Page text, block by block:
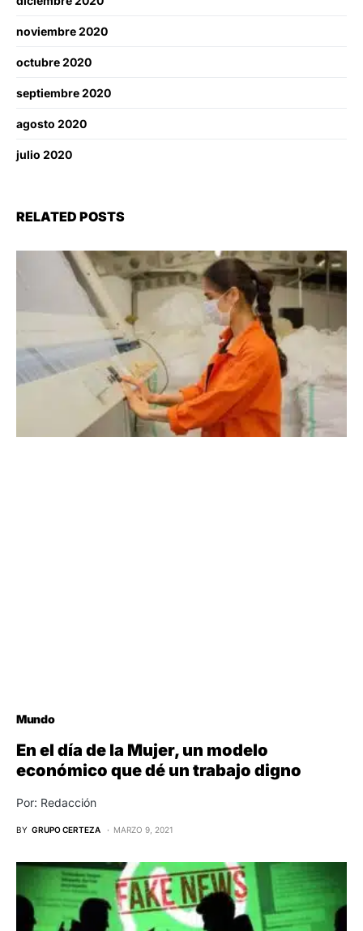
noviembre 2020
octubre 2020
septiembre 2020
agosto 2020
julio 2020
RELATED POSTS
Mundo
En el día de la Mujer, un modelo
económico que dé un trabajo digno
Por: Redacción
BY GRUPO CERTEZA MARZO 9, 2021